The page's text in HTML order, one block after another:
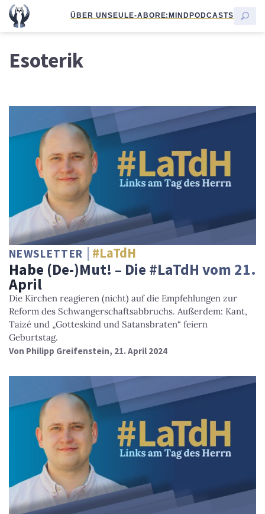
ÜBER UNSEULE-ABORE:MINDPODCASTS
Esoterik
NEWSLETTER #LaTdH
Habe (De-)Mut! – Die #LaTdH vom 21.
April
Die Kirchen reagieren (nicht) auf die Empfehlungen zur
Reform des Schwangerschaftsabbruchs. Außerdem: Kant,
Taizé und „Gotteskind und Satansbraten“ feiern
Geburtstag.
Von Philipp Greifenstein, 21. April 2024